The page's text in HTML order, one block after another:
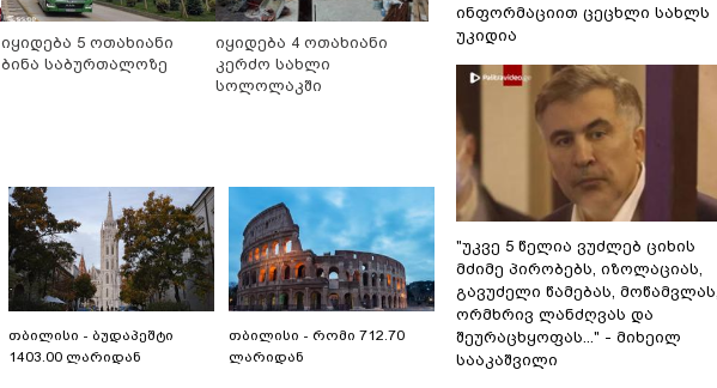
იყიდება 5 ოთახიანი
ბინა საბურთალოზე
იყიდება 4 ოთახიანი
კერძო სახლი
სოლოლაკში
თბილისი - ბუდაპეშტი
1403.00 ლარიდან
თბილისი - რომი 712.70
ლარიდან
ინფორმაციით ცეცხლი სახლს
უკიდია
"უკვე 5 წელია ვუძლებ ციხის
მძიმე პირობებს, იზოლაციას,
გავუძელი წამებას, მოწამვლას,
ორმხრივ ლანძღვას და
შეურაცხყოფას..." - მიხეილ
სააკაშვილი